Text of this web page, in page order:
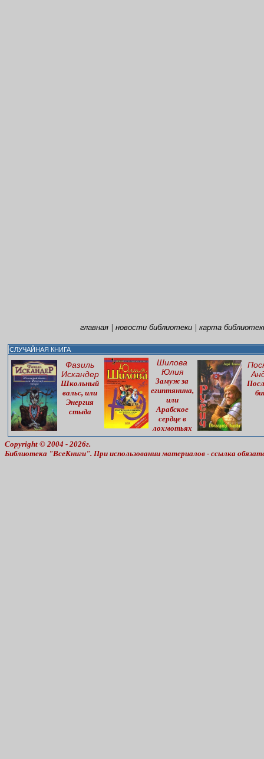
главная| новости библиотеки| карта
СЛУЧАЙНАЯ КНИГА
Фазиль
Искандер
Школьный
вальс, или
Энергия
стыда
Шилова
Юлия
Замуж за
египтянина,
или
Арабское
сердце в
лохмотьях
Copyright © 2004 - 2026г.
Библиотека "ВсеКниги". При использовании материалов - ссылка